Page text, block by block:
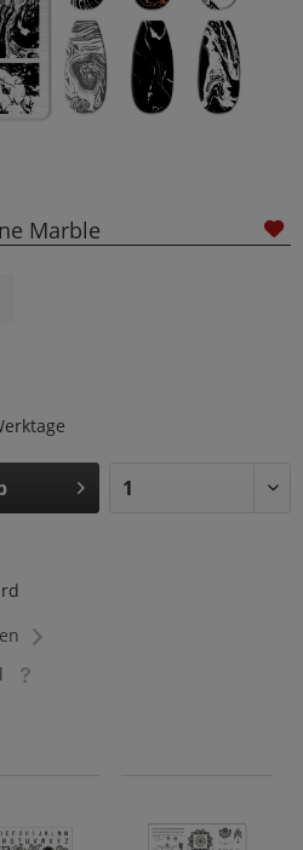
Marble